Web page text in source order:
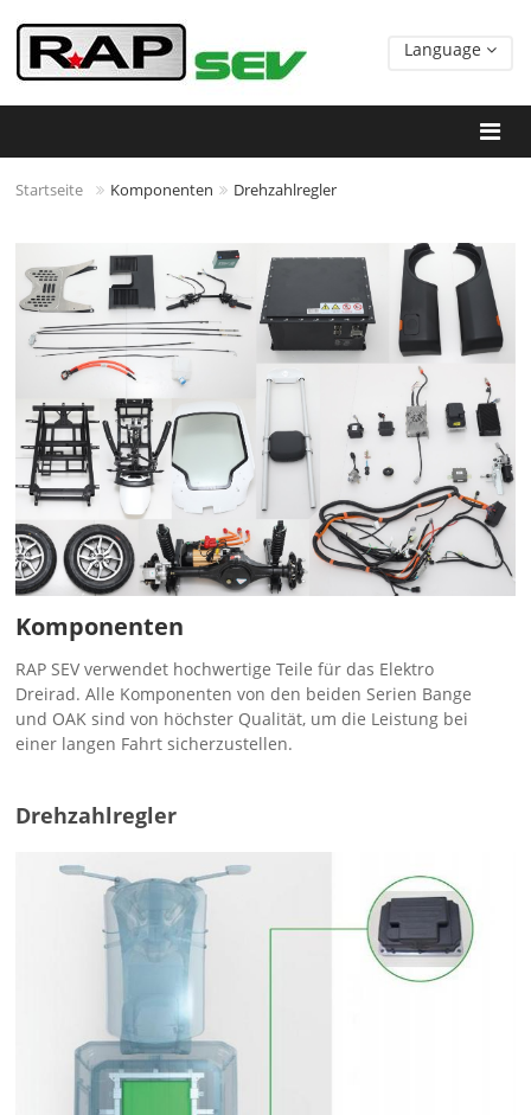
Language
Startseite Komponenten Drehzahlregler
Komponenten
RAP SEV verwendet hochwertige Teile für das Elektro
Dreirad. Alle Komponenten von den beiden Serien Bange
und OAK sind von höchster Qualität, um die Leistung bei
einer langen Fahrt sicherzustellen.
Drehzahlregler